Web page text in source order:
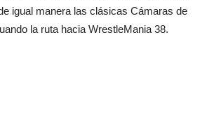
igual manera las clásicas Cámaras de
la ruta hacia WrestleMania 38.